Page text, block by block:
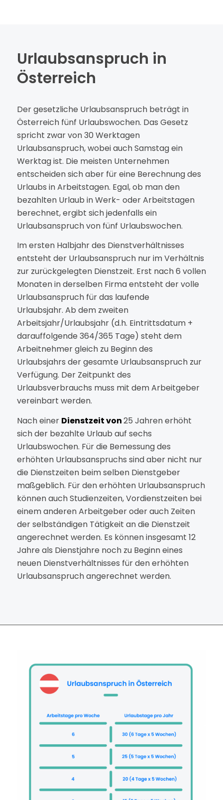
Urlaubsanspruch in
Österreich
Der gesetzliche Urlaubsanspruch beträgt in
Österreich fünf Urlaubswochen. Das Gesetz
spricht zwar von 30 Werktagen
Urlaubsanspruch, wobei auch Samstag ein
Werktag ist. Die meisten Unternehmen
entscheiden sich aber für eine Berechnung des
Urlaubs in Arbeitstagen. Egal, ob man den
bezahlten Urlaub in Werk- oder Arbeitstagen
berechnet, ergibt sich jedenfalls ein
Urlaubsanspruch von fünf Urlaubswochen.
Im ersten Halbjahr des Dienstverhältnisses
entsteht der Urlaubsanspruch nur im Verhältnis
zur zurückgelegten Dienstzeit. Erst nach 6 vollen
Monaten in derselben Firma entsteht der volle
Urlaubsanspruch für das laufende
Urlaubsjahr. Ab dem zweiten
Arbeitsjahr/Urlaubsjahr (d.h. Eintrittsdatum +
darauffolgende 364/365 Tage) steht dem
Arbeitnehmer gleich zu Beginn des
Urlaubsjahrs der gesamte Urlaubsanspruch zur
Verfügung. Der Zeitpunkt des
Urlaubsverbrauchs muss mit dem Arbeitgeber
vereinbart werden.
Nach einer Dienstzeit von25 Jahren erhöht
sich der bezahlte Urlaub auf sechs
Urlaubswochen. Für die Bemessung des
erhöhten Urlaubsanspruchs sind aber nicht nur
die Dienstzeiten beim selben Dienstgeber
maßgeblich. Für den erhöhten Urlaubsanspruch
können auch Studienzeiten, Vordienstzeiten bei
einem anderen Arbeitgeber oder auch Zeiten
der selbständigen Tätigkeit an die Dienstzeit
angerechnet werden. Es können insgesamt 12
Jahre als Dienstjahre noch zu Beginn eines
neuen Dienstverhältnisses für den erhöhten
Urlaubsanspruch angerechnet werden.